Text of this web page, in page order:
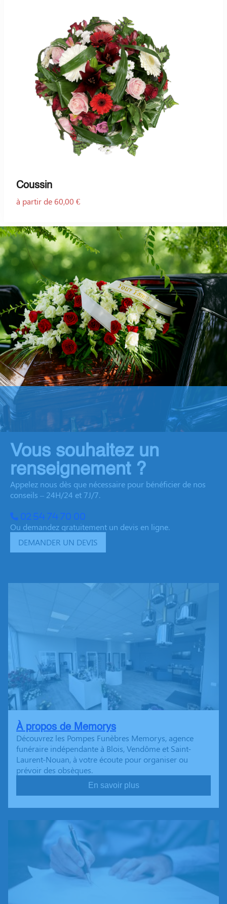
Coussin
à partir de 60,00 €
Vous souhaitez un
renseignement ?
Appelez nous dès que nécessaire pour bénéficier de nos
conseils – 24H/24 et 7J/7.
02 54 74 70 00
Ou demandez gratuitement un devis en ligne.
DEMANDER UN DEVIS
À propos de Memorys
Découvrez les Pompes Funèbres Memorys, agence
funéraire indépendante à Blois, Vendôme et Saint-
Laurent-Nouan, à votre écoute pour organiser ou
prévoir des obsèques.
En savoir plus